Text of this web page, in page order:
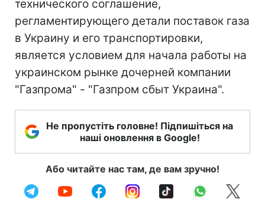
технического соглашение,
регламентирующего детали поставок газа
в Украину и его транспортировки,
является условием для начала работы на
украинском рынке дочерней компании
"Газпрома" - "Газпром сбыт Украина".
Не пропустіть головне! Підпишіться на
наші оновлення в Google!
Або читайте нас там, де вам зручно!